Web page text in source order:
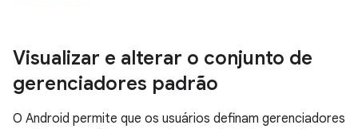
Visualizar e alterar o conjunto de
gerenciadores padrão
O Android permite que os usuários definam gerenciadores